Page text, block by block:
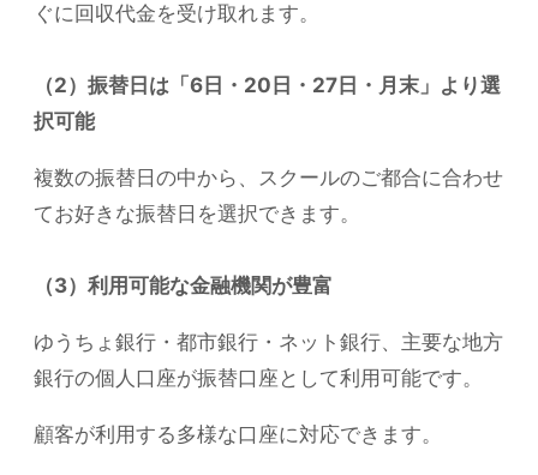
ぐに回収代金を受け取れます。
（2）振替日は「6日・20日・27日・月末」より選
択可能
複数の振替日の中から、スクールのご都合に合わせ
てお好きな振替日を選択できます。
（3）利用可能な金融機関が豊富
ゆうちょ銀行・都市銀行・ネット銀行、主要な地方
銀行の個人口座が振替口座として利用可能です。
顧客が利用する多様な口座に対応できます。